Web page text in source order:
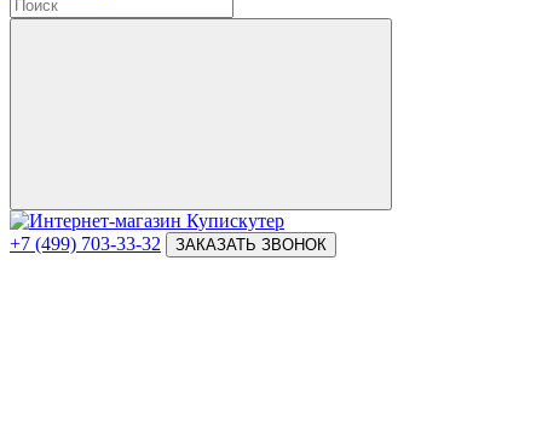
+7 (499) 703-33-32 ЗАКАЗАТЬ ЗВОНОК